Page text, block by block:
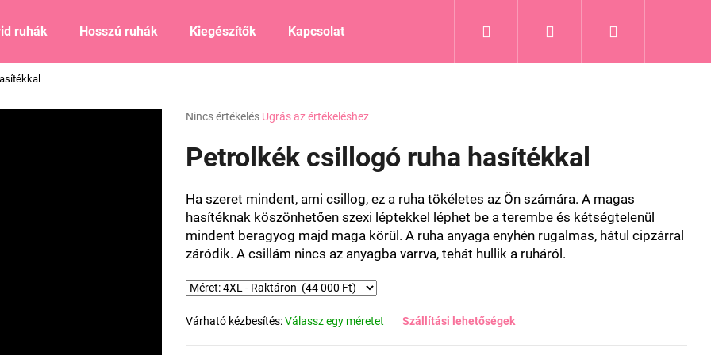
ruhák Hosszú ruhák Kiegészítők Kapcsolat Keresés Bejelentkezés
A
átlagos
értékelése
0,0
csillag.
Nincs értékelés Ugrás az értékeléshez
Petrolkék csillogó ruha hasítékkal
Ha szeret mindent, ami csillog, ez a ruha tökéletes az Ön számára. A magas
hasítéknak köszönhetően szexi léptekkel léphet be a terembe és kétségtelenül
mindent beragyog majd maga körül. A ruha anyaga enyhén rugalmas, hátul cipzárral
záródik. A csillám nincs az anyagba varrva, tehát hullik a ruháról.
Várható kézbesítés:Válassz egy méretet Szállítási lehetőségek
KERESÉS